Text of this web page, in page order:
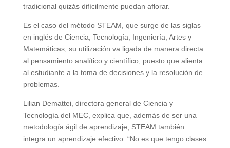
tradicional quizás difícilmente puedan aflorar.
Es el caso del método STEAM, que surge de las siglas
en inglés de Ciencia, Tecnología, Ingeniería, Artes y
Matemáticas, su utilización va ligada de manera directa
al pensamiento analítico y científico, puesto que alienta
al estudiante a la toma de decisiones y la resolución de
problemas.
Lilian Demattei, directora general de Ciencia y
Tecnología del MEC, explica que, además de ser una
metodología ágil de aprendizaje, STEAM también
integra un aprendizaje efectivo. “No es que tengo clases